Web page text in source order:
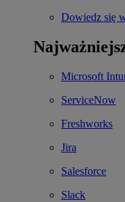
Dowiedz się
Microsoft
ServiceNow
Freshworks
Jira
Salesforce
Slack